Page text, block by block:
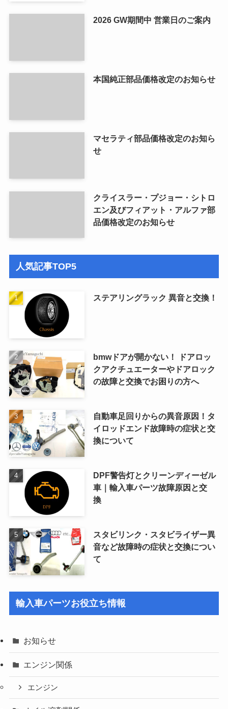
2026 GW期間中 営業日のご案内
本国純正部品価格改定のお知らせ
マセラティ部品価格改定のお知ら
せ
クライスラー・プジョー・シトロ
エン及びフィアット・アルファ部
品価格改定のお知らせ
人気記事TOP5
ステアリングラック 異音と交換！
bmwドアが開かない！ ドアロッ
クアクチュエーターやドアロック
の故障と交換でお困りの方へ
自動車足回りからの異音原因！タ
イロッドエンド故障時の症状と交
換について
DPF警告灯とクリーンディーゼル
車｜輸入車パーツ故障原因と交
換
スタビリンク・スタビライザー異
音など故障時の症状と交換につい
て
輸入車パーツお役立ち情報
お知らせ
エンジン関係
エンジン